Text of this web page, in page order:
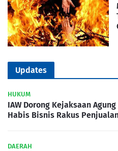
Updates
HUKUM
IAW Dorong Kejaksaan
Habis Bisnis Rakus
DAERAH